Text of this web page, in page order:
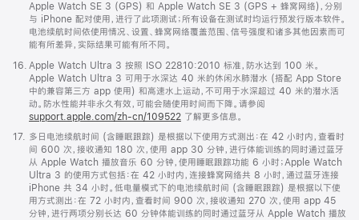
Apple Watch SE 3 (GPS) 和 Apple Watch SE 3 (GPS + 蜂窝网络)，分别
与 iPhone 配对使用，进行了此项测试；所有设备在测试时均运行预发行版本软件。
电池续航时间依使用情况、设置、蜂窝网络覆盖范围、信号强度和诸多其他因素而可
能有所差异，实际结果可能有所不同。
脚
16.
Apple Watch Ultra 3 按照 ISO 22810:2010 标准，防水达到 100 米。
Apple Watch Ultra 3 可用于水深达 40 米的休闲水肺潜水 (搭配 App Store
中的兼容第三方 app 使用) 和高速水上运动，不可用于水深超过 40 米的潜水活
动。防水性能并非永久有效，可能会随使用时间而下降。请参阅
support.apple.com/zh-cn/109522 了解更多信息。
脚
17.
多日电池续航时间 (含睡眠跟踪) 是根据以下使用方式测出：在 42 小时内，查看时
间 600 次，接收通知 180 次，使用 app 30 分钟，进行体能训练的同时通过蓝牙
从 Apple Watch 播放音乐 60 分钟，使用睡眠跟踪功能 6 小时；Apple Watch
Ultra 3 的使用方式包括：在 42 小时内，连接蜂窝网络共 8 小时，通过蓝牙连接
iPhone 共 34 小时。低电量模式下的电池续航时间 (含睡眠跟踪) 是根据以下使
用方式测出：在 72 小时内，查看时间 900 次，接收通知 270 次，使用 app 45
分钟，进行两项分别长达 60 分钟体能训练的同时通过蓝牙从 Apple Watch 播放